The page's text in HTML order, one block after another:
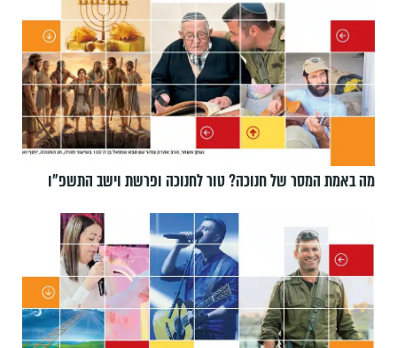
מה באמת המסר של חנוכה? טור לחנוכה ופרשת וישב התשפ״ו